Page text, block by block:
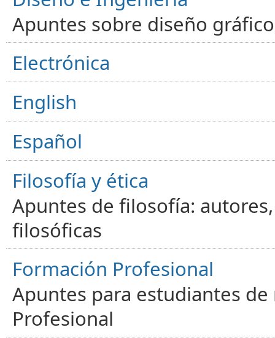
Apuntes sobre diseño
Electrónica
English
Español
Filosofía y ética
Apuntes de filosofía:
filosóficas
Formación Profesional
Apuntes para estudiantes
Profesional